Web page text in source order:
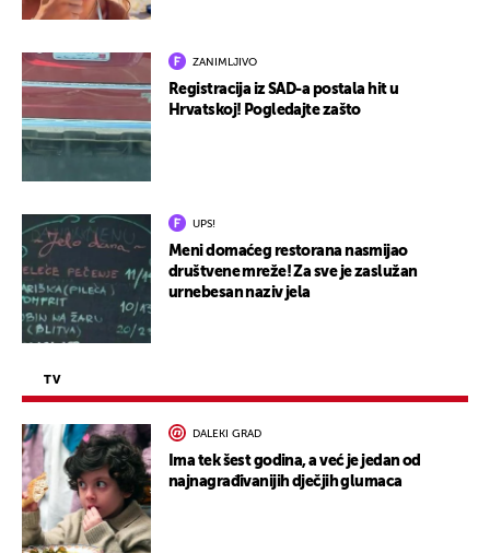
ZANIMLJIVO
Registracija iz SAD-a postala hit u
Hrvatskoj! Pogledajte zašto
UPS!
Meni domaćeg restorana nasmijao
društvene mreže! Za sve je zaslužan
urnebesan naziv jela
TV
DALEKI GRAD
Ima tek šest godina, a već je jedan od
najnagrađivanijih dječjih glumaca